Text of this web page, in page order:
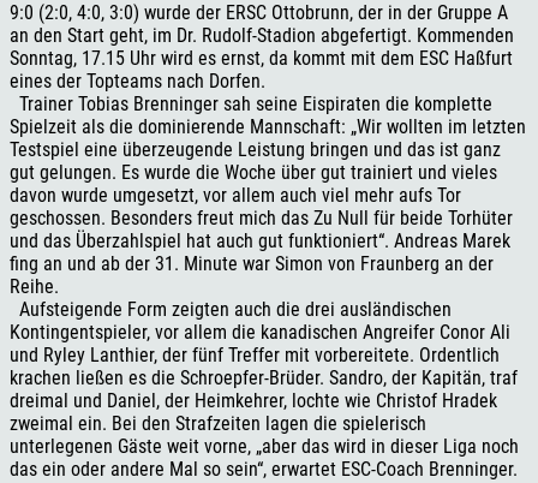
9:0 (2:0, 4:0, 3:0) wurde der ERSC Ottobrunn, der in der Gruppe A
an den Start geht, im Dr. Rudolf-Stadion abgefertigt. Kommenden
Sonntag, 17.15 Uhr wird es ernst, da kommt mit dem ESC Haßfurt
eines der Topteams nach Dorfen.
Trainer Tobias Brenninger sah seine Eispiraten die komplette
Spielzeit als die dominierende Mannschaft: „Wir wollten im letzten
Testspiel eine überzeugende Leistung bringen und das ist ganz
gut gelungen. Es wurde die Woche über gut trainiert und vieles
davon wurde umgesetzt, vor allem auch viel mehr aufs Tor
geschossen. Besonders freut mich das Zu Null für beide Torhüter
und das Überzahlspiel hat auch gut funktioniert“. Andreas Marek
fing an und ab der 31. Minute war Simon von Fraunberg an der
Reihe.
Aufsteigende Form zeigten auch die drei ausländischen
Kontingentspieler, vor allem die kanadischen Angreifer Conor Ali
und Ryley Lanthier, der fünf Treffer mit vorbereitete. Ordentlich
krachen ließen es die Schroepfer-Brüder. Sandro, der Kapitän, traf
dreimal und Daniel, der Heimkehrer, lochte wie Christof Hradek
zweimal ein. Bei den Strafzeiten lagen die spielerisch
unterlegenen Gäste weit vorne, „aber das wird in dieser Liga noch
das ein oder andere Mal so sein“, erwartet ESC-Coach Brenninger.